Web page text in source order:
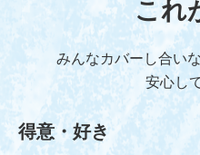
これ
みんなカバーし合い
安心し
得意・好き